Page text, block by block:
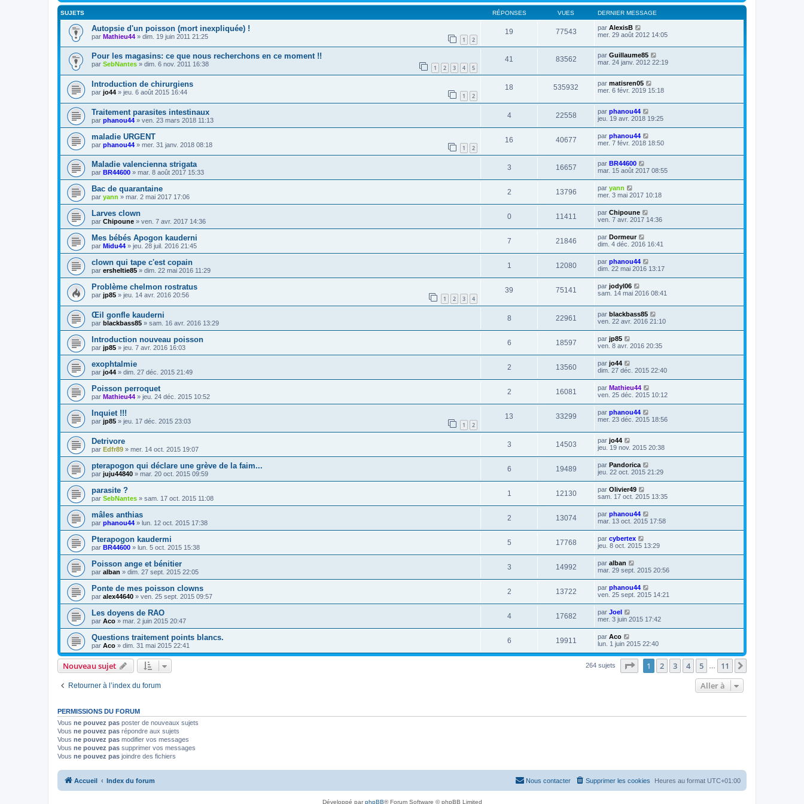
SUJETS RÉPONSES VUES DERNIER MESSAGE
Autopsie d'un poisson (mort inexpliquée) !
par Mathieu44 » dim. 19 juin 2011 21:25 1 2
19 77543 par AlexisB
mer. 29 août 2012 14:05
Pour les magasins: ce que nous recherchons en ce moment !!
par SebNantes » dim. 6 nov. 2011 16:38 1 2 3 4 5
41 83562 par Guillaume85
mar. 24 janv. 2012 22:19
Introduction de chirurgiens
par jo44 » jeu. 6 août 2015 16:44 1 2
18 535932 par matisren05
mer. 6 févr. 2019 15:18
Traitement parasites intestinaux
par phanou44 » ven. 23 mars 2018 11:13
4 22558 par phanou44
jeu. 19 avr. 2018 19:25
maladie URGENT
par phanou44 » mer. 31 janv. 2018 08:18 1 2
16 40677 par phanou44
mer. 7 févr. 2018 18:50
Maladie valencienna strigata
par BR44600 » mar. 8 août 2017 15:33
3 16657 par BR44600
mar. 15 août 2017 08:55
Bac de quarantaine
par yann » mar. 2 mai 2017 17:06
2 13796 par yann
mer. 3 mai 2017 10:18
Larves clown
par Chipoune » ven. 7 avr. 2017 14:36
0 11411 par Chipoune
ven. 7 avr. 2017 14:36
Mes bébés Apogon kauderni
par Midu44 » jeu. 28 juil. 2016 21:45
7 21846 par Dormeur
dim. 4 déc. 2016 16:41
clown qui tape c'est copain
par ersheltie85 » dim. 22 mai 2016 11:29
1 12080 par phanou44
dim. 22 mai 2016 13:17
Problème chelmon rostratus
par jp85 » jeu. 14 avr. 2016 20:56 1 2 3 4
39 75141 par jodyl06
sam. 14 mai 2016 08:41
Œil gonfle kauderni
par blackbass85 » sam. 16 avr. 2016 13:29
8 22961 par blackbass85
ven. 22 avr. 2016 21:10
Introduction nouveau poisson
par jp85 » jeu. 7 avr. 2016 16:03
6 18597 par jp85
ven. 8 avr. 2016 20:35
exophtalmie
par jo44 » dim. 27 déc. 2015 21:49
2 13560 par jo44
dim. 27 déc. 2015 22:40
Poisson perroquet
par Mathieu44 » jeu. 24 déc. 2015 10:52
2 16081 par Mathieu44
ven. 25 déc. 2015 10:12
Inquiet !!!
par jp85 » jeu. 17 déc. 2015 23:03 1 2
13 33299 par phanou44
mer. 23 déc. 2015 18:56
Detrivore
par Edfr89 » mer. 14 oct. 2015 19:07
3 14503 par jo44
jeu. 19 nov. 2015 20:38
pterapogon qui déclare une grève de la faim...
par juju44840 » mar. 20 oct. 2015 09:59
6 19489 par Pandorica
jeu. 22 oct. 2015 21:29
parasite ?
par SebNantes » sam. 17 oct. 2015 11:08
1 12130 par Olivier49
sam. 17 oct. 2015 13:35
mâles anthias
par phanou44 » lun. 12 oct. 2015 17:38
2 13074 par phanou44
mar. 13 oct. 2015 17:58
Pterapogon kaudermi
par BR44600 » lun. 5 oct. 2015 15:38
5 17768 par cybertex
jeu. 8 oct. 2015 13:29
Poisson ange et bénitier
par alban » dim. 27 sept. 2015 22:05
3 14992 par alban
mar. 29 sept. 2015 20:56
Ponte de mes poisson clowns
par alex44640 » ven. 25 sept. 2015 09:57
2 13722 par phanou44
ven. 25 sept. 2015 14:21
Les doyens de RAO
par Aco » mar. 2 juin 2015 20:47
4 17682 par Joel
mer. 3 juin 2015 17:42
Questions traitement points blancs.
par Aco » dim. 31 mai 2015 22:41
6 19911 par Aco
lun. 1 juin 2015 22:40
Nouveau sujet 264 sujets Page sur11
1 2 3 4 5 11
Retourner à l’index du forum Aller à
PERMISSIONS DU FORUM
Vous ne pouvez pas poster de nouveaux sujets
Vous ne pouvez pas répondre aux sujets
Vous ne pouvez pas modifier vos messages
Vous ne pouvez pas supprimer vos messages
Vous ne pouvez pas joindre des fichiers
Accueil Index du forum Heures au format UTC+01:00
Supprimer les cookies
Nous contacter
Développé parphpBB® Forum Software © phpBB Limited